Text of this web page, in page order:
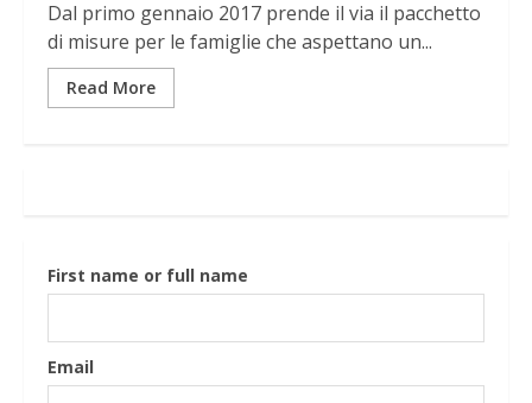
Dal primo gennaio 2017 prende il via il pacchetto
di misure per le famiglie che aspettano un...
Read More
First name or full name
Email